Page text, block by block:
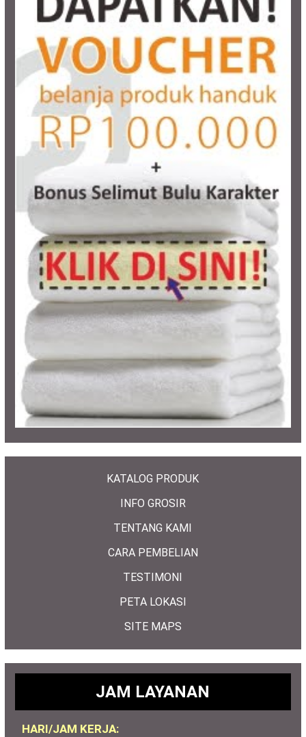
KATALOG PRODUK
INFO GROSIR
TENTANG KAMI
CARA PEMBELIAN
TESTIMONI
PETA LOKASI
SITE MAPS
JAM LAYANAN
HARI/JAM KERJA: